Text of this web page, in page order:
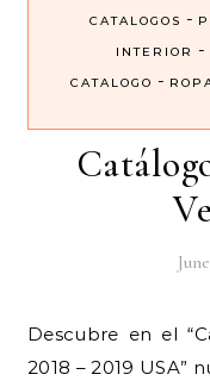
CATALOGOS -
INTERIOR
-
CATALOGO -
Descubre en el “Catálogo Mia de Andrea Verano
2018 – 2019 USA”